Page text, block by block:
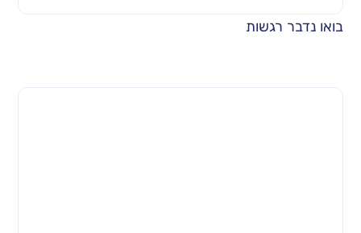
בואו נדבר רגשות